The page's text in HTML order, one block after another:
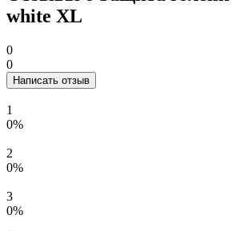
white XL
0
0
Написать отзыв
1
0%
2
0%
3
0%